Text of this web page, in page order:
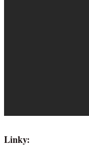
Linky: